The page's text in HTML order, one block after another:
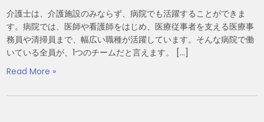
介護士は、介護施設のみならず、病院でも活躍することができま
す。病院では、医師や看護師をはじめ、医療従事者を支える医療事
務員や清掃員まで、幅広い職種が活躍しています。そんな病院で働
いている全員が、1つのチームだと言えます。 […]
Read More »